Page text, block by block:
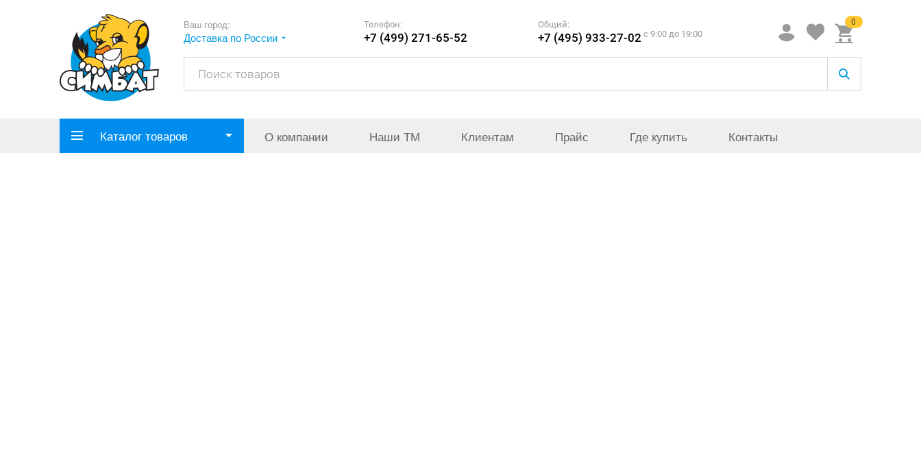
Ваш город:
Доставка по России
Телефон:
+7 (499) 271-65-52
Общий:
+7 (495) 933-27-02 c 9:00 до 19:00
0
Каталог товаров О компании Наши ТМ Клиентам Прайс Где купить Контакты